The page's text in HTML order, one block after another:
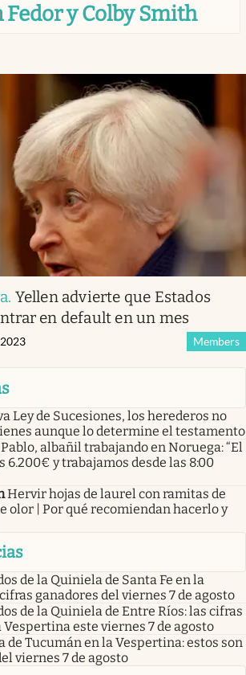
Fedor y Colby Smith
. Yellen advierte que Estados
en default en un mes
Members
Ley de Sucesiones, los herederos no
aunque lo determine el testamento
Pablo, albañil trabajando en Noruega: “El
6.200€ y trabajamos desde las 8:00
Hervir hojas de laurel con ramitas de
olor | Por qué recomiendan hacerlo y
de la Quiniela de Santa Fe en la
ganadores del viernes 7 de agosto
de la Quiniela de Entre Ríos: las cifras
Vespertina este viernes 7 de agosto
de Tucumán en la Vespertina: estos son
viernes 7 de agosto